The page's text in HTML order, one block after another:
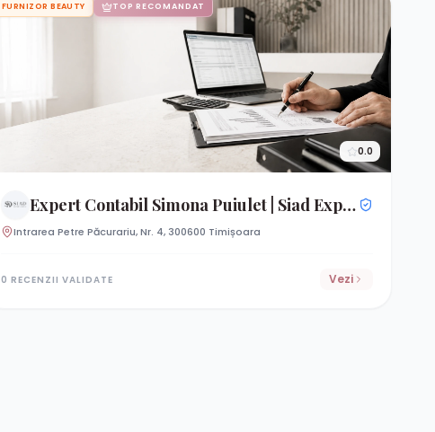
FURNIZOR BEAUTY TOP RECOMANDAT
0.0
Expert Contabil Simona Puiulet | Siad Expert Conta
Intrarea Petre Păcurariu, Nr. 4, 300600 Timișoara
0 RECENZII VALIDATE Vezi